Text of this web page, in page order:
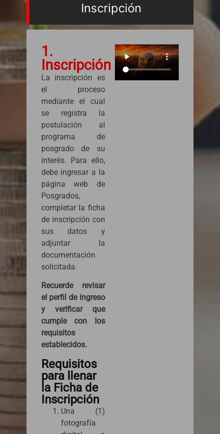
Inscripción
1.
Inscripción
La inscripción es
el proceso
mediante el cual
se registra la
postulación al
programa de
posgrado de su
interés. Para ello,
debe ingresar a la
página web de
Posgrados,
completar la ficha
de inscripción con
sus datos y
adjuntar la
documentación
solicitada.
Recuerde revisar
el perfil de ingreso
y verificar que
cumple con los
requisitos
establecidos.
Requisitos
para llenar
la Ficha de
Inscripción
Una (1)
fotografía